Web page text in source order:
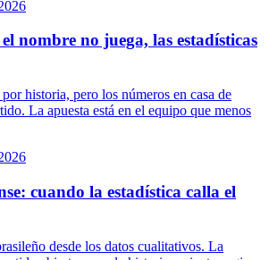
nombre no juega, las estadísticas
historia, pero los números en casa de
La apuesta está en el equipo que menos
cuando la estadística calla el
desde los datos cualitativos. La